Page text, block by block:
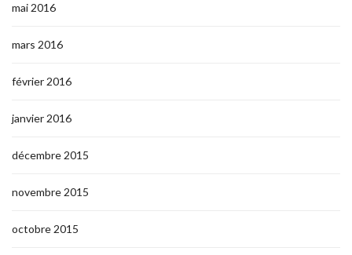
mai 2016
mars 2016
février 2016
janvier 2016
décembre 2015
novembre 2015
octobre 2015